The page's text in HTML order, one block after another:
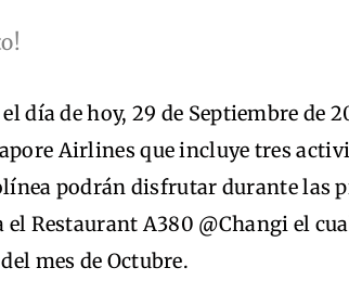
día de hoy, 29 de Septiembre de
Airlines que incluye tres
podrán disfrutar durante las
el Restaurant A380 @Changi el
mes de Octubre.